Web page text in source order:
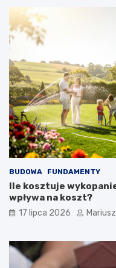
BUDOWA FUNDAMENTY
Ile kosztuje
wpływa na koszt?
17 lipca 2026